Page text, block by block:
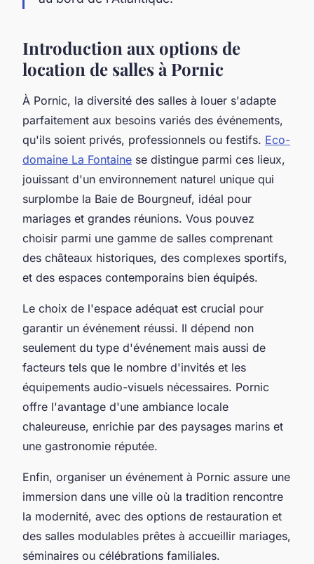
Introduction aux options de
location de salles à Pornic
À Pornic, la diversité des salles à louer s'adapte
parfaitement aux besoins variés des événements,
qu'ils soient privés, professionnels ou festifs. Eco-
domaine La Fontaine se distingue parmi ces lieux,
jouissant d'un environnement naturel unique qui
surplombe la Baie de Bourgneuf, idéal pour
mariages et grandes réunions. Vous pouvez
choisir parmi une gamme de salles comprenant
des châteaux historiques, des complexes sportifs,
et des espaces contemporains bien équipés.
Le choix de l'espace adéquat est crucial pour
garantir un événement réussi. Il dépend non
seulement du type d'événement mais aussi de
facteurs tels que le nombre d'invités et les
équipements audio-visuels nécessaires. Pornic
offre l'avantage d'une ambiance locale
chaleureuse, enrichie par des paysages marins et
une gastronomie réputée.
Enfin, organiser un événement à Pornic assure une
immersion dans une ville où la tradition rencontre
la modernité, avec des options de restauration et
des salles modulables prêtes à accueillir mariages,
séminaires ou célébrations familiales.